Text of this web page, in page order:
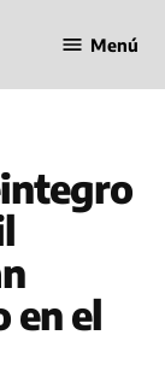
Menú
en el